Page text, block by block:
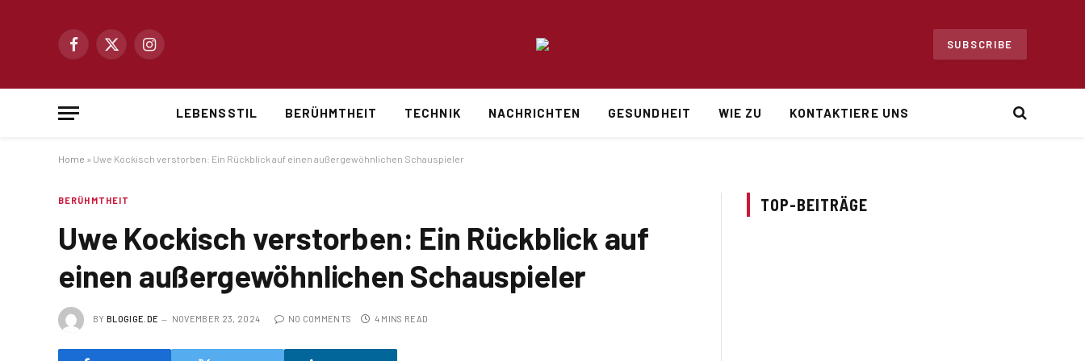
Facebook
X
Instagram
SUBSCRIBE
LEBENSSTIL BERÜHMTHEIT TECHNIK NACHRICHTEN GESUNDHEIT WIE ZU KONTAKTIERE UNS
Home » Uwe Kockisch verstorben: Ein Rückblick auf einen außergewöhnlichen Schauspieler
BERÜHMTHEIT
Uwe Kockisch verstorben: Ein Rückblick auf
einen außergewöhnlichen Schauspieler
BY BLOGIGE.DE NOVEMBER 23, 2024 NO COMMENTS 4 MINS READ
TOP-BEITRÄGE